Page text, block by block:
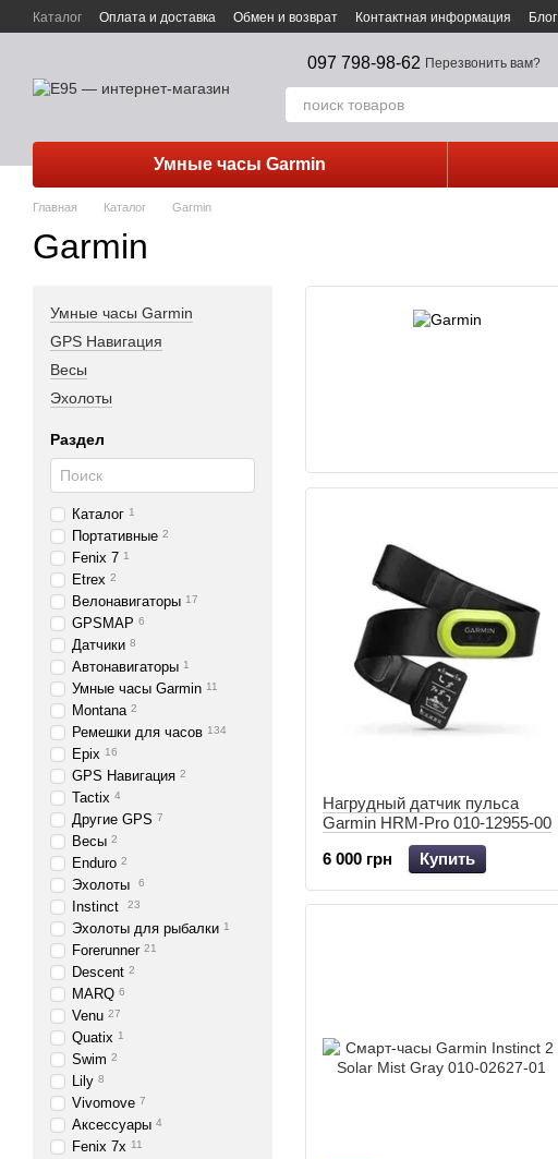
Перейти к основному контенту
Каталог Оплата и доставка Обмен и возврат Контактная информация Блог
097 798-98-62 Перезвонить вам?
Умные часы Garmin
Главная Каталог Garmin
Garmin
Нагрудный датчик пульса
Garmin HRM-Pro 010-12955-00
6 000 грн
Купить
Умные часы Garmin
GPS Навигация
Весы
Эхолоты
Раздел
Каталог 1
Портативные 2
Fenix 7 1
Etrex 2
Велонавигаторы 17
GPSMAP 6
Датчики 8
Автонавигаторы 1
Умные часы Garmin 11
Montana 2
Ремешки для часов 134
Epix 16
GPS Навигация 2
Tactix 4
Другие GPS 7
Весы 2
Enduro 2
Эхолоты 6
Instinct 23
Эхолоты для рыбалки 1
Forerunner 21
Descent 2
MARQ 6
Venu 27
Quatix 1
Swim 2
Lily 8
Vivomove 7
Аксессуары 4
Fenix 7x 11